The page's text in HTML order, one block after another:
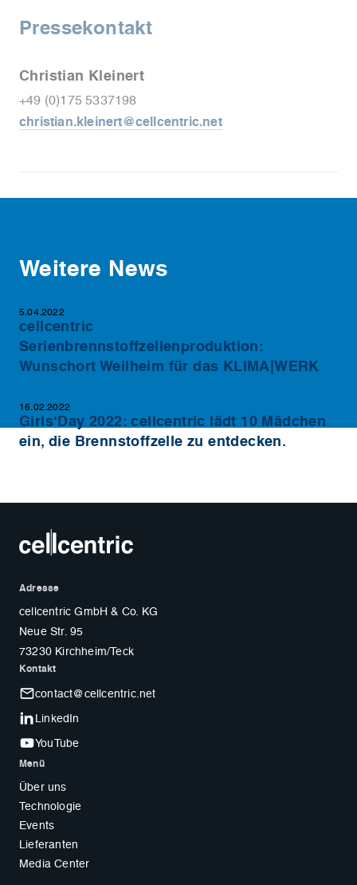
Pressekontakt
Christian Kleinert
+49 (0)175 5337198
christian.kleinert@cellcentric.net
Weitere News
5.04.2022
cellcentric
Serienbrennstoffzellenproduktion:
Wunschort Weilheim für das KLIMA|WERK
16.02.2022
Girls‘Day 2022: cellcentric lädt 10 Mädchen
ein, die Brennstoffzelle zu entdecken.
Adresse
cellcentric GmbH & Co. KG
Neue Str. 95
73230 Kirchheim/Teck
Kontakt
contact@cellcentric.net
LinkedIn
YouTube
Menü
Über uns
Technologie
Events
Lieferanten
Media Center